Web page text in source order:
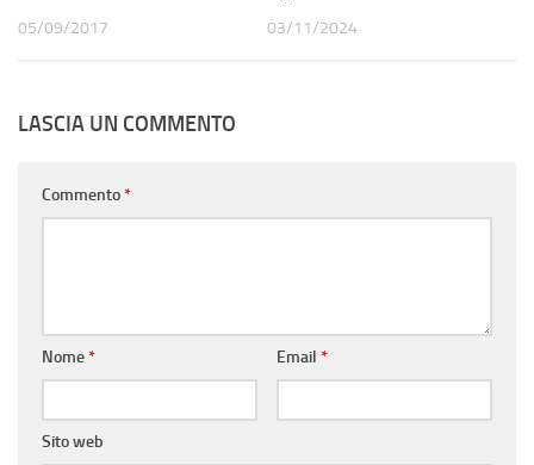
05/09/2017 03/11/2024
LASCIA UN COMMENTO
Commento*
Nome* Email *
Sito web